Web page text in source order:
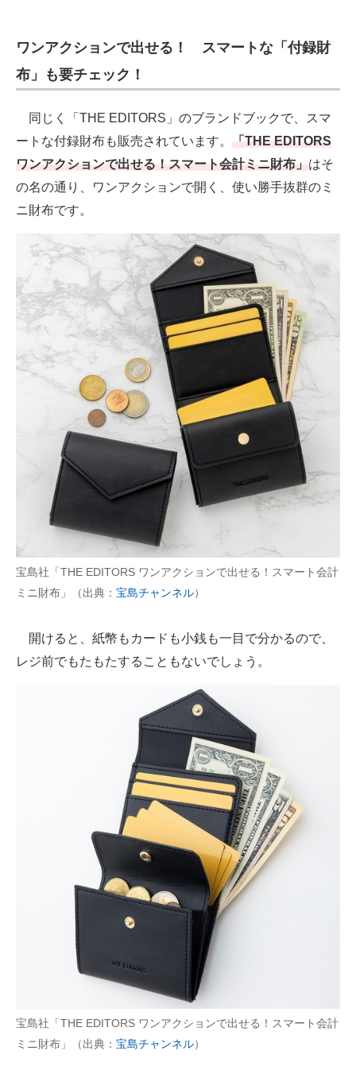
ワンアクションで出せる！ スマートな「付録財
布」も要チェック！
同じく「THE EDITORS」のブランドブックで、スマ
ートな付録財布も販売されています。 「THE EDITORS
ワンアクションで出せる！スマート会計ミニ財布」はそ
の名の通り、ワンアクションで開く、使い勝手抜群のミ
ニ財布です。
宝島社「THE EDITORS ワンアクションで出せる！スマート会計
ミニ財布」（出典： 宝島チャンネル）
開けると、紙幣もカードも小銭も一目で分かるので、
レジ前でもたもたすることもないでしょう。
宝島社「THE EDITORS ワンアクションで出せる！スマート会計
ミニ財布」（出典： 宝島チャンネル）